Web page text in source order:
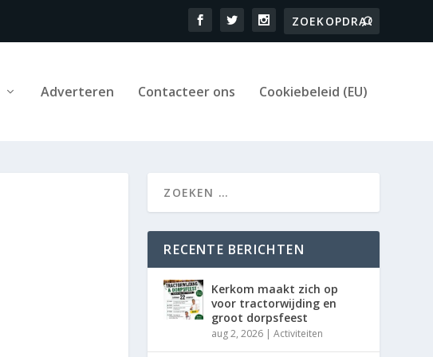
Adverteren Contacteer ons Cookiebeleid (EU)
RECENTE BERICHTEN
Kerkom maakt zich op
voor tractorwijding en
groot dorpsfeest
aug 2, 2026 |Activiteiten